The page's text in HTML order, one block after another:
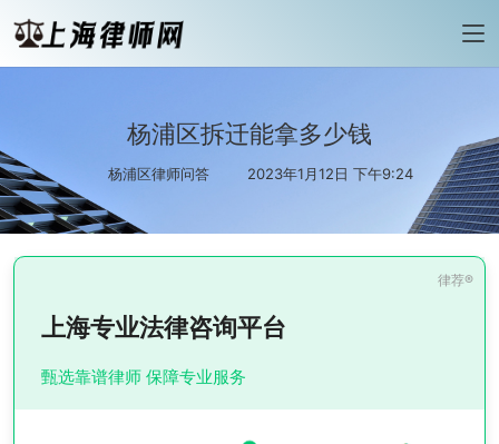
杨浦区拆迁能拿多少钱
杨浦区律师问答 2023年1月12日 下午9:24
上海专业法律咨询平台
甄选靠谱律师 保障专业服务